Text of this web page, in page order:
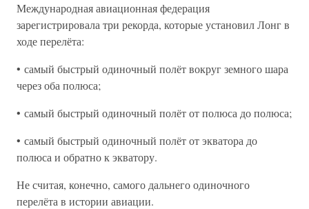
Международная авиационная федерация
зарегистрировала три рекорда, которые установил Лонг в
ходе перелёта:
• самый быстрый одиночный полёт вокруг земного шара
через оба полюса;
• самый быстрый одиночный полёт от полюса до полюса;
• самый быстрый одиночный полёт от экватора до
полюса и обратно к экватору.
Не считая, конечно, самого дальнего одиночного
перелёта в истории авиации.